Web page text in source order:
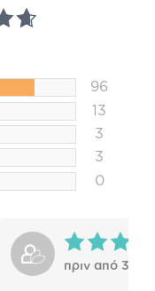
96
13
3
3
0
πριν από 3